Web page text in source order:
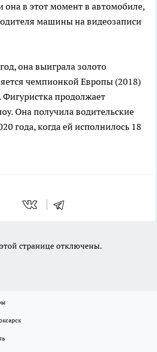
она в этот момент в автомобиле,
машины на видеозаписи
она выиграла золото
чемпионкой Европы (2018)
продолжает
Она получила водительские
года, когда ей исполнилось 18
странице отключены.